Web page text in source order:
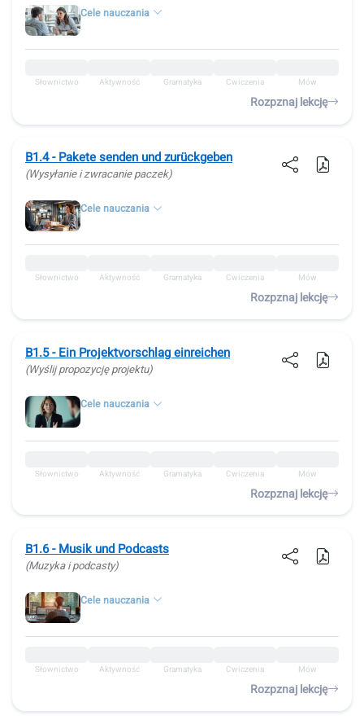
Cele nauczania
Słownictwo Aktywność Gramatyka Ćwiczenia Mów
Rozpznaj lekcję
B1.4 - Pakete senden und zurückgeben
(Wysyłanie i zwracanie paczek)
Cele nauczania
Słownictwo Aktywność Gramatyka Ćwiczenia Mów
Rozpznaj lekcję
B1.5 - Ein Projektvorschlag einreichen
(Wyślij propozycję projektu)
Cele nauczania
Słownictwo Aktywność Gramatyka Ćwiczenia Mów
Rozpznaj lekcję
B1.6 - Musik und Podcasts
(Muzyka i podcasty)
Cele nauczania
Słownictwo Aktywność Gramatyka Ćwiczenia Mów
Rozpznaj lekcję